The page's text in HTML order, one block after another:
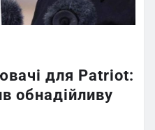
для Patriot:
обнадійливу